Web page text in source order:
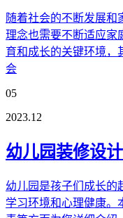
随着社会的不断发展和
理念也需要不断适应家
育和成长的关键环境，
会
05
2023.12
幼儿园装修设
幼儿园是孩子们成长的
学习环境和心理健康。